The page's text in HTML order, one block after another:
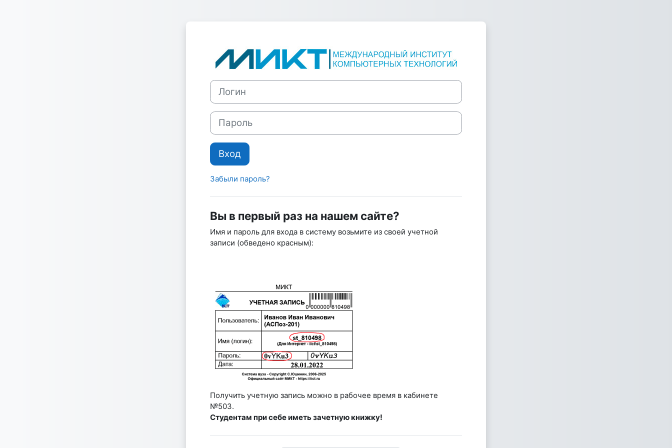
Зайти на Элементы дистанционного
Логин
Пароль
Вход
Забыли пароль?
Вы в первый раз на нашем сайте?
Имя и пароль для входа в систему возьмите из своей учетной
записи (обведено красным):
Получить учетную запись можно в рабочее время в кабинете
№503.
Студентам при себе иметь зачетную книжку!